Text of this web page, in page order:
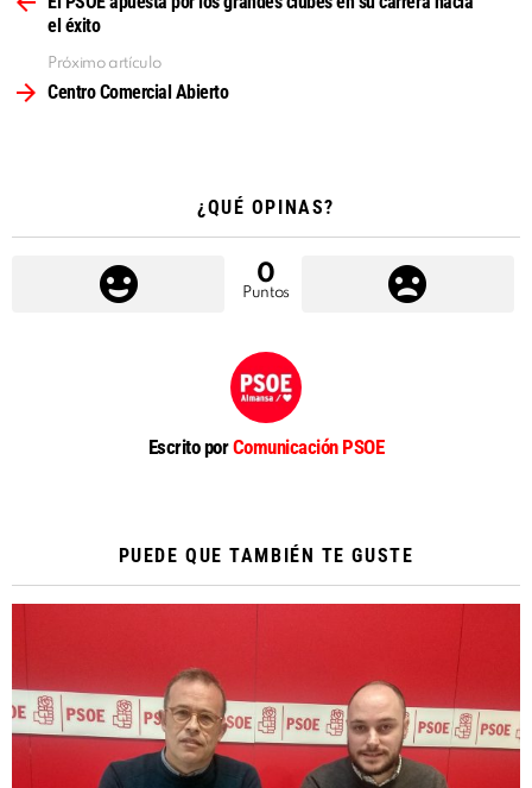
el éxito
Próximo artículo
Centro Comercial Abierto
¿QUÉ OPINAS?
0
Puntos
Escrito porComunicación PSOE
PUEDE QUE TAMBIÉN TE GUSTE